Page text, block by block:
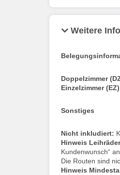
Weitere
Doppelzimmer
Einzelzimmer
Sonstiges
Nicht inkludiert:
Hinweis
Kundenwunsch“
Die Routen sind
Hinweis